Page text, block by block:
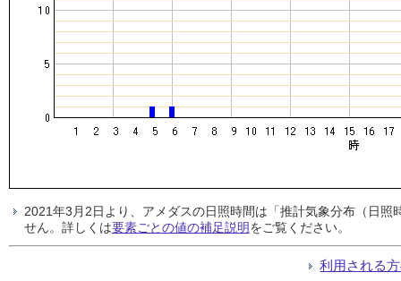
2021年3月2日より、アメダスの日照時間は「推計気象分布（日
せん。詳しくは要素ごとの値の補足説明をご覧ください。
利用される